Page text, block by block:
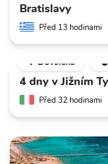
Bratislavy
Před 13 hodinami
🌴 Dovolená
4 dny v Jižním
Před 32 hodinami